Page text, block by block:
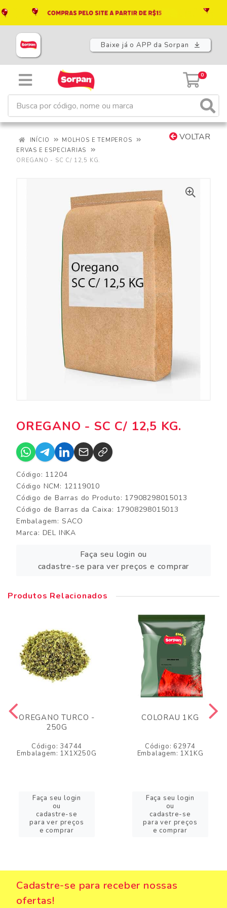
Baixe já o APP da Sorpan
0
VOLTAR
INÍCIO
MOLHOS E TEMPEROS
ERVAS E ESPECIARIAS
OREGANO - SC C/ 12,5 KG.
OREGANO - SC C/ 12,5 KG.
Código: 11204
Código NCM: 12119010
Código de Barras do Produto: 17908298015013
Código de Barras da Caixa: 17908298015013
Embalagem: SACO
Marca: DEL INKA
Faça seu login ou
cadastre-se para ver preços e comprar
Produtos Relacionados
OREGANO TURCO -
250G
Código: 34744
Embalagem: 1X1X250G
Faça seu login
ou
cadastre-se
para ver preços
e comprar
COLORAU 1KG
Código: 62974
Embalagem: 1X1KG
Faça seu login
ou
cadastre-se
para ver preços
e comprar
Cadastre-se para receber nossas
ofertas!